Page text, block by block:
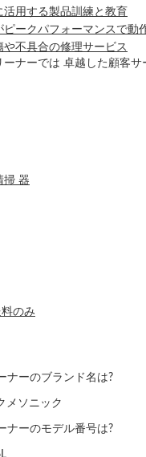
用する製品訓練と教育
ークパフォーマンスで
不具合の修理サービス
ナーでは 卓越した顧客
掃 器
のみ
ナーのブランド名は?
メソニック
ナーのモデル番号は?